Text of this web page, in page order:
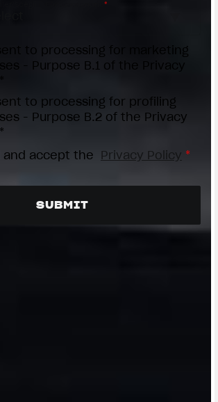
*
to processing for marketing
- Purpose B.1 of the Privacy
to processing for profiling
- Purpose B.2 of the Privacy
and accept the
Privacy Policy *